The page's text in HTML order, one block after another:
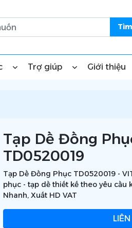
Trợ giúp Giới thiệu
Tạp Dề Đồng
TD0520019
Tạp Dề Đồng Phục TD0520019 -
phục - tạp dề thiết kế theo yêu cầu
Nhanh, Xuất HD VAT